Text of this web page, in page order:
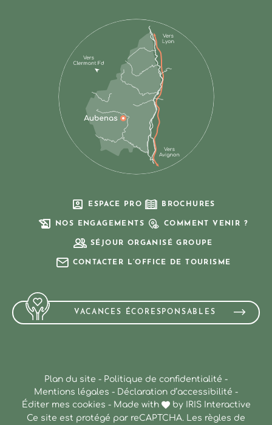
ESPACE PRO BROCHURES
NOS ENGAGEMENTS COMMENT VENIR ?
SÉJOUR ORGANISÉ GROUPE
CONTACTER L’OFFICE DE TOURISME
VACANCES ÉCORESPONSABLES
Plan du site - Politique de confidentialité -
Mentions légales - Déclaration d’accessibilité -
Éditer mes cookies - Made with by
IRIS Interactive
Ce site est protégé par reCAPTCHA. Les règles de